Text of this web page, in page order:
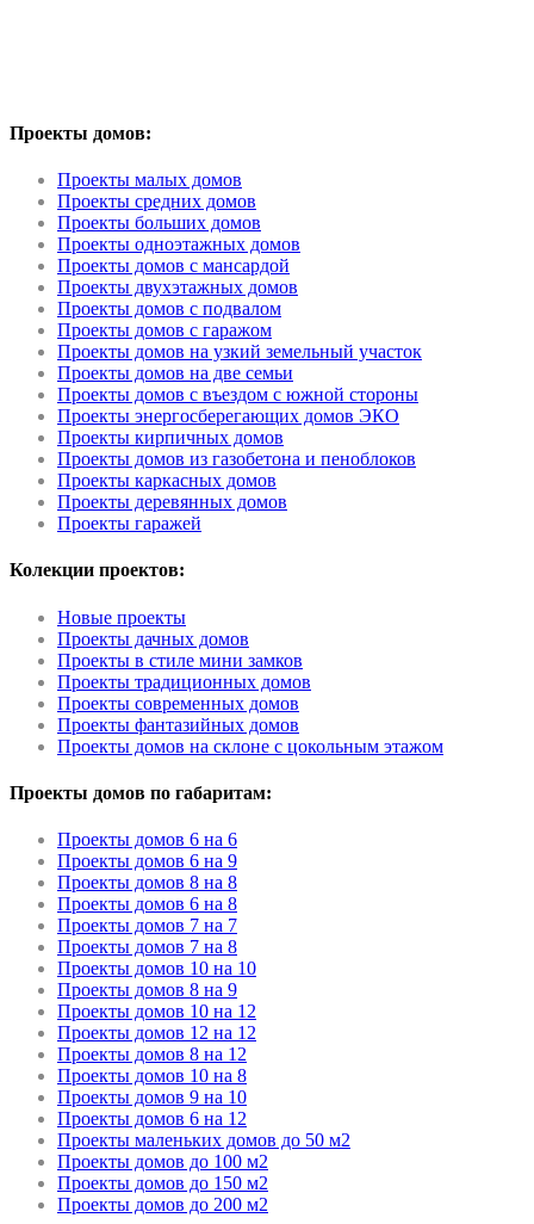
Проекты домов:
Проекты малых домов
Проекты средних домов
Проекты больших домов
Проекты одноэтажных домов
Проекты домов с мансардой
Проекты двухэтажных домов
Проекты домов с подвалом
Проекты домов с гаражом
Проекты домов на узкий земельный участок
Проекты домов на две семьи
Проекты домов с въездом с южной стороны
Проекты энергосберегающих домов ЭКО
Проекты кирпичных домов
Проекты домов из газобетона и пеноблоков
Проекты каркасных домов
Проекты деревянных домов
Проекты гаражей
Колекции проектов:
Новые проекты
Проекты дачных домов
Проекты в стиле мини замков
Проекты традиционных домов
Проекты современных домов
Проекты фантазийных домов
Проекты домов на склоне с цокольным этажом
Проекты домов по габаритам:
Проекты домов 6 на 6
Проекты домов 6 на 9
Проекты домов 8 на 8
Проекты домов 6 на 8
Проекты домов 7 на 7
Проекты домов 7 на 8
Проекты домов 10 на 10
Проекты домов 8 на 9
Проекты домов 10 на 12
Проекты домов 12 на 12
Проекты домов 8 на 12
Проекты домов 10 на 8
Проекты домов 9 на 10
Проекты домов 6 на 12
Проекты маленьких домов до 50 м2
Проекты домов до 100 м2
Проекты домов до 150 м2
Проекты домов до 200 м2